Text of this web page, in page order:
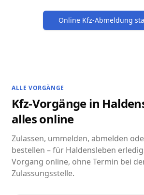
Online Kfz-Abmeldung
ALLE VORGÄNGE
Kfz-Vorgänge in
alles online
Zulassen, ummelden, abmelden
bestellen – für Haldensleben
Vorgang online, ohne Termin bei
Zulassungsstelle.